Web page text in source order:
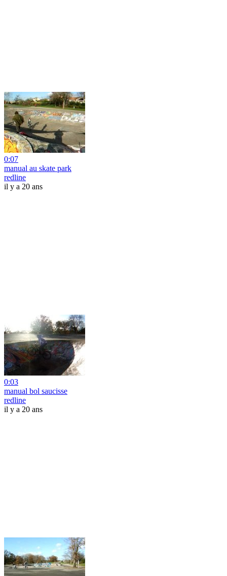
0:07
manual au skate park
redline
il y a 20 ans
0:03
manual bol saucisse
redline
il y a 20 ans